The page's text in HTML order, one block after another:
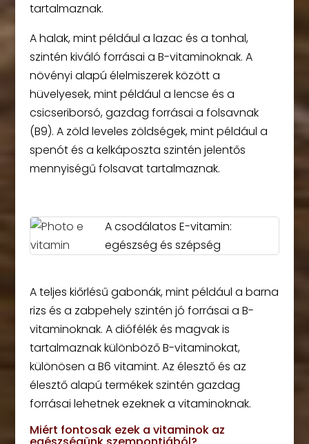
tartalmaznak.
A halak, mint például a lazac és a tonhal,
szintén kiváló forrásai a B-vitaminoknak. A
növényi alapú élelmiszerek között a
hüvelyesek, mint például a lencse és a
csicseriborsó, gazdag forrásai a folsavnak
(B9). A zöld leveles zöldségek, mint például a
spenót és a kelkáposzta szintén jelentős
mennyiségű folsavat tartalmaznak.
A csodálatos E-vitamin:
egészség és szépség
A teljes kiőrlésű gabonák, mint például a barna
rizs és a zabpehely szintén jó forrásai a B-
vitaminoknak. A diófélék és magvak is
tartalmaznak különböző B-vitaminokat,
különösen a B6 vitamint. Az élesztő és az
élesztő alapú termékek szintén gazdag
forrásai lehetnek ezeknek a vitaminoknak.
Miért fontosak ezek a vitaminok az